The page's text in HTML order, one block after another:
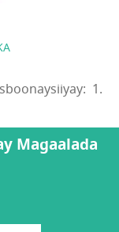
1.
Magaalada